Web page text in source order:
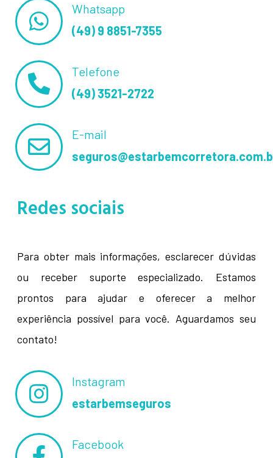
Whatsapp
(49) 9 8851-7355
Telefone
(49) 3521-2722
E-mail
Redes sociais
Para obter mais informações, esclarecer dúvidas
ou receber suporte especializado. Estamos
prontos para ajudar e oferecer a melhor
experiência possível para você. Aguardamos seu
contato!
Instagram
estarbemseguros
Facebook